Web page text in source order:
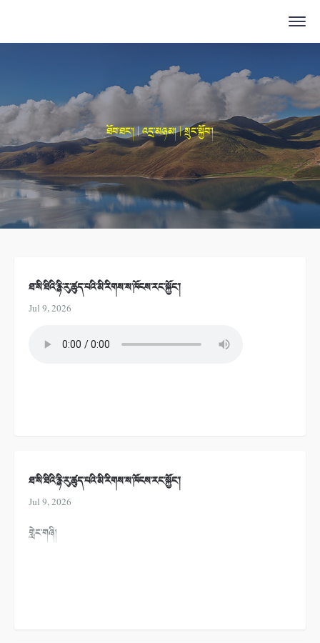
ཐོབ་ཐང་། | འདྲ་མཉམ། | སྲུང་སྐྱོབ་།
ཐ་སི་ཐིའི་རྙི་རུ་ཚུད་པའི་མི་རིགས་ས་ཁོངས་རང་སྐྱོང་།
Jul 9, 2026
ཐ་སི་ཐིའི་རྙི་རུ་ཚུད་པའི་མི་རིགས་ས་ཁོངས་རང་སྐྱོང་།
Jul 9, 2026
གླེང་གཞི།